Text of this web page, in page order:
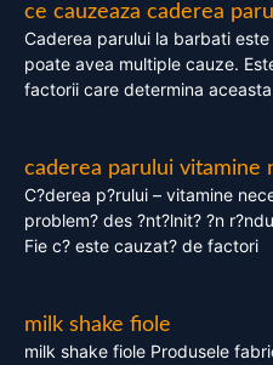
ce cauzeaza caderea
Caderea parului la barbati
poate avea multiple cauze.
factorii care determina
caderea parului vitamine
C?derea p?rului – vitamine
problem? des ?nt?lnit? ?n
Fie c? este cauzat? de factori
milk shake fiole
milk shake fiole Produsele